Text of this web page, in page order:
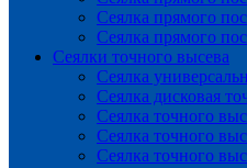
Сеялка прямого
Сеялка прямого
Сеялки точного высева
Сеялка
Сеялка дисковая
Сеялка точного
Сеялка точного
Сеялка точного